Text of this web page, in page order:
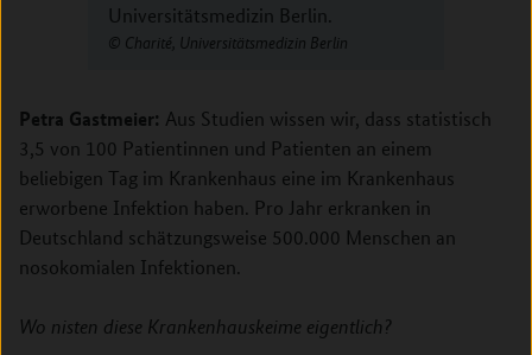
Universitätsmedizin Berlin.
Charité, Universitätsmedizin Berlin
Petra Gastmeier: Aus Studien wissen wir, dass statistisch
3,5 von 100 Patientinnen und Patienten an einem
beliebigen Tag im Krankenhaus eine im Krankenhaus
erworbene Infektion haben. Pro Jahr erkranken in
Deutschland schätzungsweise 500.000 Menschen an
nosokomialen Infektionen.
Wo nisten diese Krankenhauskeime eigentlich?